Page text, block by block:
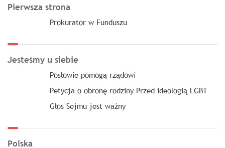
Pierwsza strona
Prokurator w Funduszu
Jesteśmy u siebie
Posłowie pomogą rządowi
Petycja o obronę rodziny Przed ideologią LGBT
Głos Sejmu jest ważny
Polska